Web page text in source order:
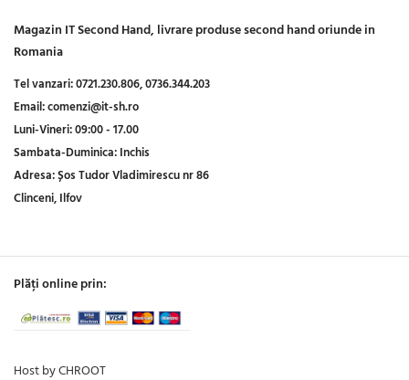
Magazin IT Second Hand, livrare produse second hand oriunde in
Romania
Tel vanzari:0721.230.806,0736.344.203
Email:comenzi@it-sh.ro
Luni-Vineri:09:00 - 17.00
Sambata-Duminica:Inchis
Adresa:Șos Tudor Vladimirescu nr 86
Clinceni, Ilfov
Plăți online prin:
Host by CHROOT